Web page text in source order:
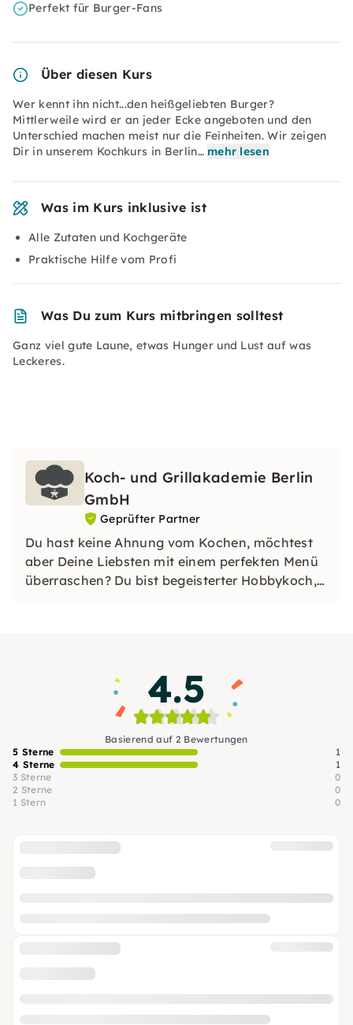
Perfekt für Burger-Fans
Über diesen Kurs
Wer kennt ihn nicht...den heißgeliebten Burger?
Mittlerweile wird er an jeder Ecke angeboten und den
Unterschied machen meist nur die Feinheiten. Wir zeigen
Dir in unserem Kochkurs in Berlin… mehr lesen
Was im Kurs inklusive ist
Alle Zutaten und Kochgeräte
Praktische Hilfe vom Profi
Was Du zum Kurs mitbringen solltest
Ganz viel gute Laune, etwas Hunger und Lust auf was
Leckeres.
Koch- und Grillakademie Berlin
GmbH
Geprüfter Partner
Du hast keine Ahnung vom Kochen, möchtest
aber Deine Liebsten mit einem perfekten Menü
überraschen? Du bist begeisterter Hobbykoch,
4.5
Basierend auf 2 Bewertungen
5 Sterne
1
4 Sterne
1
3 Sterne
0
2 Sterne
0
1 Stern
0